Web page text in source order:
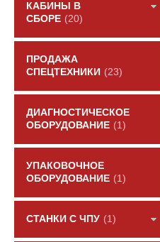
КАБИНЫ В
СБОРЕ (20)
ПРОДАЖА
СПЕЦТЕХНИКИ (23)
ДИАГНОСТИЧЕСКОЕ
ОБОРУДОВАНИЕ (1)
УПАКОВОЧНОЕ
ОБОРУДОВАНИЕ (1)
СТАНКИ С ЧПУ (1)